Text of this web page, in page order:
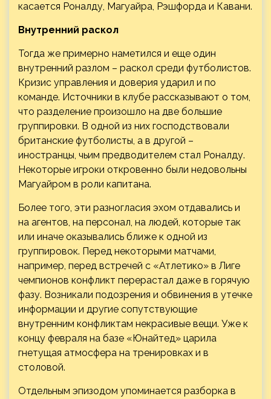
касается Роналду, Магуайра, Рэшфорда и Кавани.
Внутренний раскол
Тогда же примерно наметился и еще один
внутренний разлом – раскол среди футболистов.
Кризис управления и доверия ударил и по
команде. Источники в клубе рассказывают о том,
что разделение произошло на две большие
группировки. В одной из них господствовали
британские футболисты, а в другой –
иностранцы, чьим предводителем стал Роналду.
Некоторые игроки откровенно были недовольны
Магуайром в роли капитана.
Более того, эти разногласия эхом отдавались и
на агентов, на персонал, на людей, которые так
или иначе оказывались ближе к одной из
группировок. Перед некоторыми матчами,
например, перед встречей с «Атлетико» в Лиге
чемпионов конфликт перерастал даже в горячую
фазу. Возникали подозрения и обвинения в утечке
информации и другие сопутствующие
внутренним конфликтам некрасивые вещи. Уже к
концу февраля на базе «Юнайтед» царила
гнетущая атмосфера на тренировках и в
столовой.
Отдельным эпизодом упоминается разборка в